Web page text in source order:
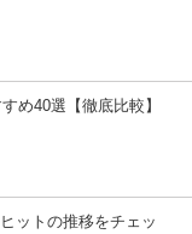
め40選【徹底比較】
ットの推移をチェッ